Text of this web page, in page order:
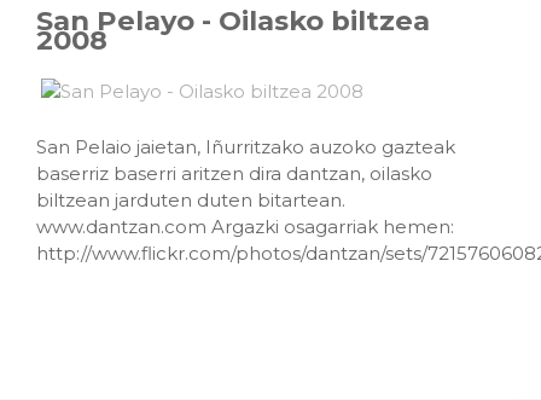
San Pelayo - Oilasko biltzea
2008
San Pelaio jaietan, Iñurritzako auzoko gazteak
baserriz baserri aritzen dira dantzan, oilasko
biltzean jarduten duten bitartean.
www.dantzan.com Argazki osagarriak hemen:
http://www.flickr.com/photos/dantzan/sets/